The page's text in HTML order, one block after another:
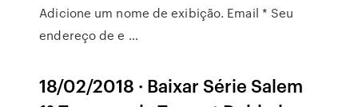
Adicione um nome de exibição. Email * Seu
endereço de e …
18/02/2018 · Baixar Série Salem